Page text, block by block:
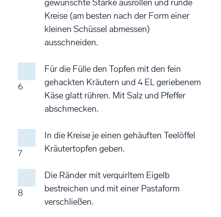
gewünschte Stärke ausrollen und runde
Kreise (am besten nach der Form einer
kleinen Schüssel abmessen)
ausschneiden.
6
Für die Fülle den Topfen mit den fein
gehackten Kräutern und 4 EL geriebenem
Käse glatt rühren. Mit Salz und Pfeffer
abschmecken.
7
In die Kreise je einen gehäuften Teelöffel
Kräutertopfen geben.
8
Die Ränder mit verquirltem Eigelb
bestreichen und mit einer Pastaform
verschließen.